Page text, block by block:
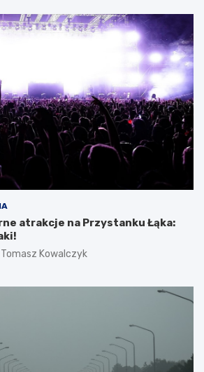
atrakcje na Przystanku Łąka:
Tomasz Kowalczyk